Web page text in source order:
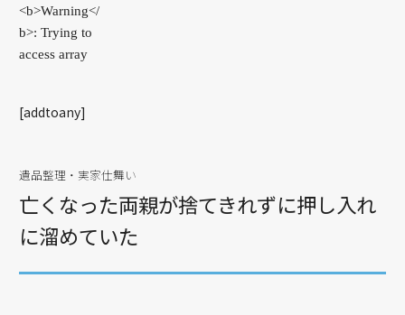
[addtoany]
遺品整理・実家仕舞い
亡くなった両親が捨てきれずに押し入れ
に溜めていた